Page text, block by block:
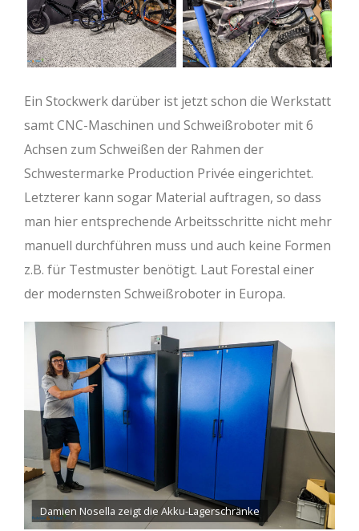
Ein Stockwerk darüber ist jetzt schon die Werkstatt
samt CNC-Maschinen und Schweißroboter mit 6
Achsen zum Schweißen der Rahmen der
Schwestermarke Production Privée eingerichtet.
Letzterer kann sogar Material auftragen, so dass
man hier entsprechende Arbeitsschritte nicht mehr
manuell durchführen muss und auch keine Formen
z.B. für Testmuster benötigt. Laut Forestal einer
der modernsten Schweißroboter in Europa.
Damien Nosella zeigt die Akku-Lagerschränke